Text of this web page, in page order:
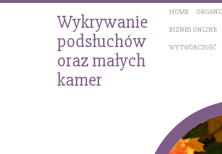
HOME
BIZNES ONLINE
WYTWÓRCZOŚĆ
Wykrywanie
podsłuchów
oraz małych
kamer